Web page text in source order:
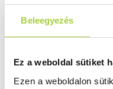
Beleegyezés
Ez a weboldal sütiket
Ezen a weboldalon
KDD 90 B
Magasság
2000 mm